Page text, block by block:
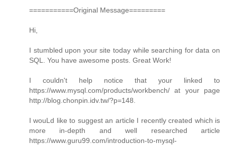
===========Original Message=========
Hi,
I stumbled upon your site today while searching for data on
SQL. You have awesome posts. Great Work!
I couldn't help notice that your linked to
https://www.mysql.com/products/workbench/ at your page
http://blog.chonpin.idv.tw/?p=148.
I wouLd like to suggest an article I recently created which is
more in-depth and well researched article
https://www.guru99.com/introduction-to-mysql-